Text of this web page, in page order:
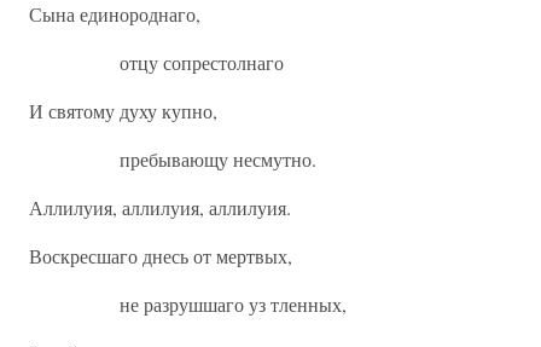
Сына единороднаго,
отцу сопрестолнаго
И святому духу купно,
пребывающу несмутно.
Аллилуия, аллилуия, аллилуия.
Воскресшаго днесь от мертвых,
не разрушшаго уз тленных,